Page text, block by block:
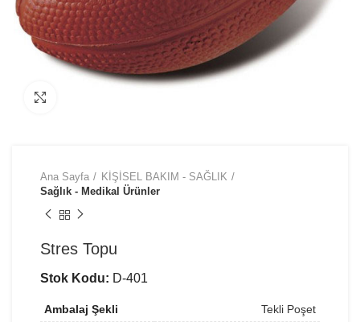
Ana Sayfa
KİŞİSEL BAKIM - SAĞLIK
Sağlık - Medikal Ürünler
Stres Topu
Stok Kodu: D-401
Ambalaj Şekli
Tekli Poşet